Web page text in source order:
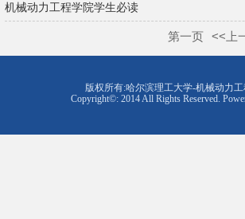
机械动力工程学院学生必读
第一页 <<上
版权所有:哈尔滨理工大学-机械动力
Copyright©: 2014 All Rights Reserved.